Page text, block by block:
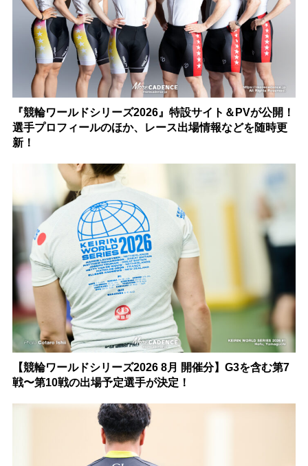
『競輪ワールドシリーズ2026』特設サイト＆PVが公開！
選手プロフィールのほか、レース出場情報などを随時更
新！
【競輪ワールドシリーズ2026 8月 開催分】G3を含む第7
戦〜第10戦の出場予定選手が決定！